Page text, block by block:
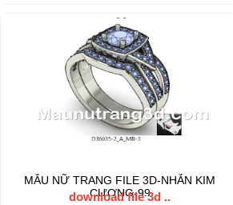
MẪU NỮ TRANG FILE 3D-NHẪN KIM
CƯƠNG-99
download file 3d ..